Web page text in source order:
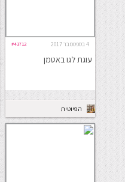
4 בספטמבר 2017 #43712
עוגת לגו באטמן
הפיוטית